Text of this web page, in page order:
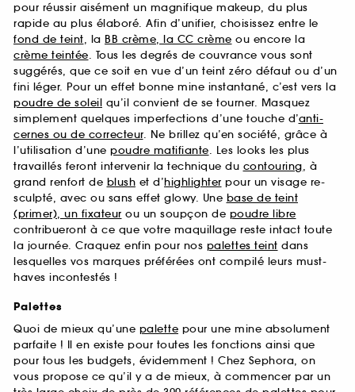
pour réussir aisément un magnifique makeup, du plus
rapide au plus élaboré. Afin d’unifier, choisissez entre le
fond de teint, la BB crème, la CC crème ou encore la
crème teintée. Tous les degrés de couvrance vous sont
suggérés, que ce soit en vue d’un teint zéro défaut ou d’un
fini léger. Pour un effet bonne mine instantané, c’est vers la
poudre de soleil qu’il convient de se tourner. Masquez
simplement quelques imperfections d’une touche d’anti-
cernes ou de correcteur. Ne brillez qu’en société, grâce à
l’utilisation d’une poudre matifiante. Les looks les plus
travaillés feront intervenir la technique du contouring, à
grand renfort de blush et d’highlighter pour un visage re-
sculpté, avec ou sans effet glowy. Une base de teint
(primer), un fixateur ou un soupçon de poudre libre
contribueront à ce que votre maquillage reste intact toute
la journée. Craquez enfin pour nos palettes teint dans
lesquelles vos marques préférées ont compilé leurs must-
haves incontestés !
Palettes
Quoi de mieux qu’une palette pour une mine absolument
parfaite ! Il en existe pour toutes les fonctions ainsi que
pour tous les budgets, évidemment ! Chez Sephora, on
vous propose ce qu’il y a de mieux, à commencer par un